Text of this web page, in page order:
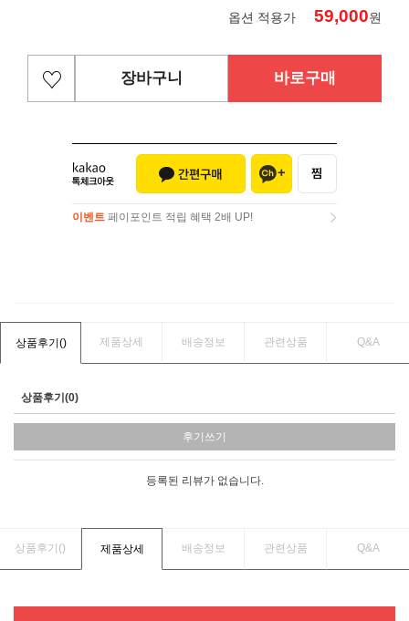
옵션 적용가 59,000원
장바구니 바로구매
이벤트 페이포인트 적립 혜택 2배 UP!
상품후기() 제품상세 배송정보 관련상품 Q&A
상품후기(0)
후기쓰기
등록된 리뷰가 없습니다.
상품후기() 제품상세 배송정보 관련상품 Q&A